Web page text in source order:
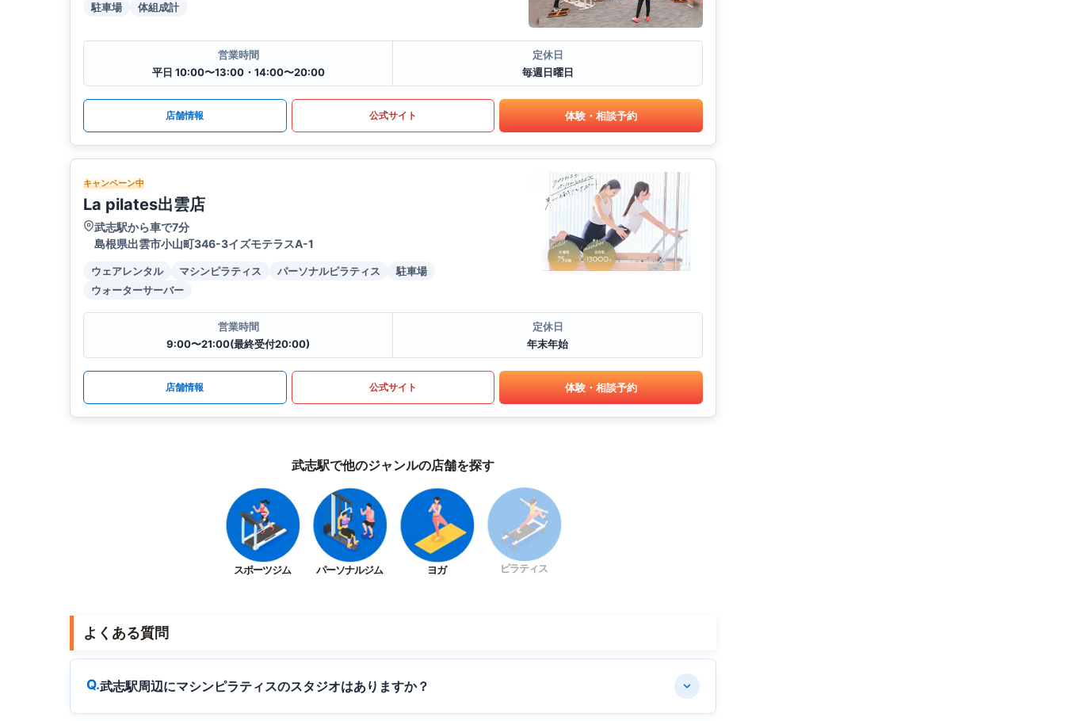
駐車場 体組成計
営業時間
平日 10:00〜13:00・14:00〜20:00
定休日
毎週日曜日
店舗情報 公式サイト 体験・相談予約
キャンペーン中
La pilates出雲店
武志駅から車で7分
島根県出雲市小山町346-3イズモテラスA-1
ウェアレンタル マシンピラティス パーソナルピラティス
駐車場
ウォーターサーバー
営業時間
9:00〜21:00(最終受付20:00)
定休日
年末年始
店舗情報 公式サイト 体験・相談予約
武志駅で他のジャンルの店舗を探す
スポーツジム パーソナルジム ヨガ ピラティス
よくある質問
武志駅周辺にマシンピラティスのスタジオはありますか？